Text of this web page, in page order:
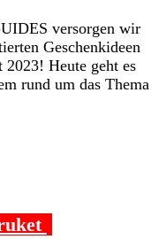
versorgen wir
Geschenkideen
Heute geht es
rund um das Thema